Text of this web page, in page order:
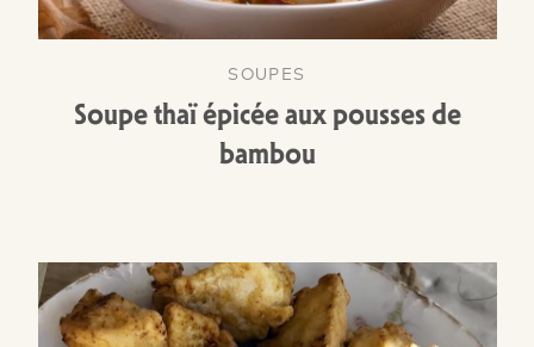
SOUPES
Soupe thaï épicée aux pousses de
bambou